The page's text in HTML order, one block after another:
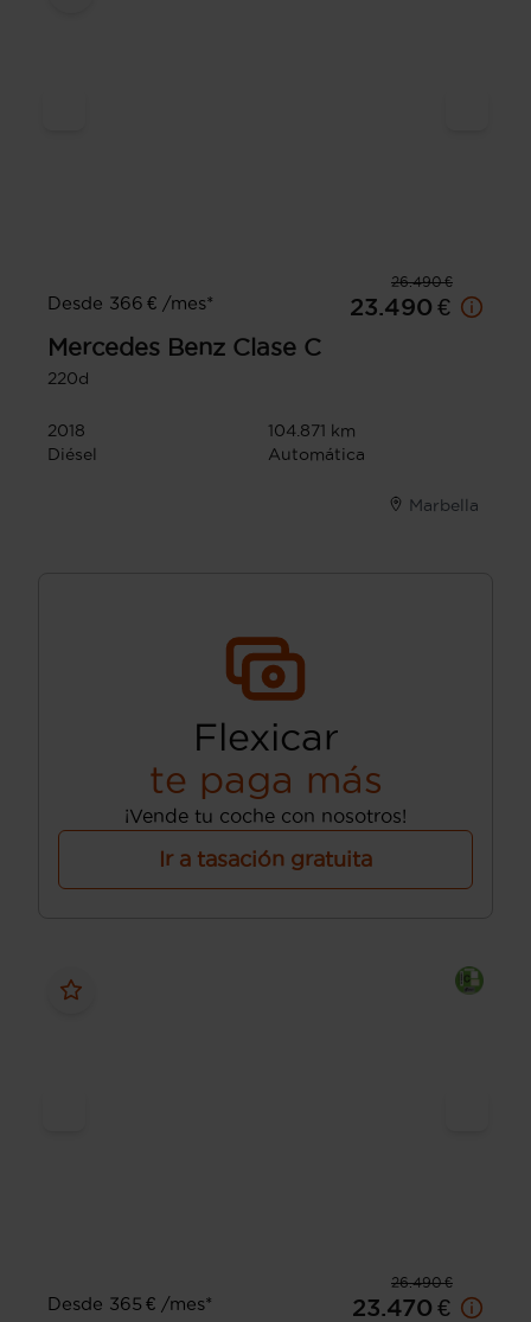
26.490 €
Desde 366 € /mes*
23.490 €
Mercedes Benz Clase C
220d
2018
104.871 km
Diésel
Automática
Marbella
Flexicar
te paga más
¡Vende tu coche con nosotros!
Ir a tasación gratuita
26.490 €
Desde 365 € /mes*
23.470 €